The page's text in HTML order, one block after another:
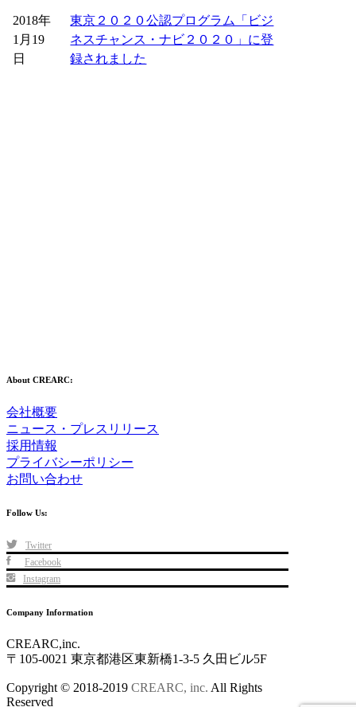
2018年
1月19
日
東京２０２０公認プログラム「ビジ
ネスチャンス・ナビ２０２０」に登
録されました
About CREARC:
会社概要
ニュース・プレスリリース
採用情報
プライバシーポリシー
お問い合わせ
Follow Us:
Twitter
Facebook
Instagram
Company Information
CREARC,inc.
〒105-0021 東京都港区東新橋1-3-5 久田ビル5F
Copyright © 2018-2019 CREARC, inc. All Rights
Reserved